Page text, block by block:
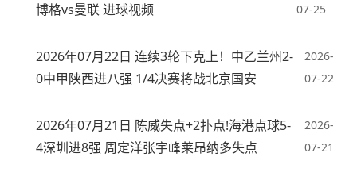
博格vs曼联 进球视频
07-25
2026年07月22日 连续3轮下克上！中乙兰州2-
0中甲陕西进八强 1/4决赛将战北京国安
2026-
07-22
2026年07月21日 陈威失点+2扑点!海港点球5-
4深圳进8强 周定洋张宇峰莱昂纳多失点
2026-
07-21